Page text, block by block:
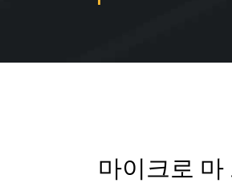
마이크로 마